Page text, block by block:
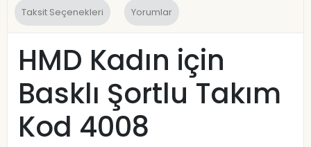
Taksit Seçenekleri Yorumlar
HMD Kadın için
Basklı Şortlu Takım
Kod 4008